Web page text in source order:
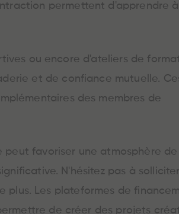
permettent d'apprendre à
ou encore d'ateliers de
et de confiance mutuelle.
des membres de
peut favoriser une atmosphère de
N'hésitez pas à
plus. Les plateformes de
de créer des projets